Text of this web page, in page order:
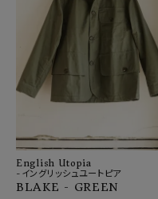
English Utopia
-イングリッシュユートピア
BLAKE - GREEN